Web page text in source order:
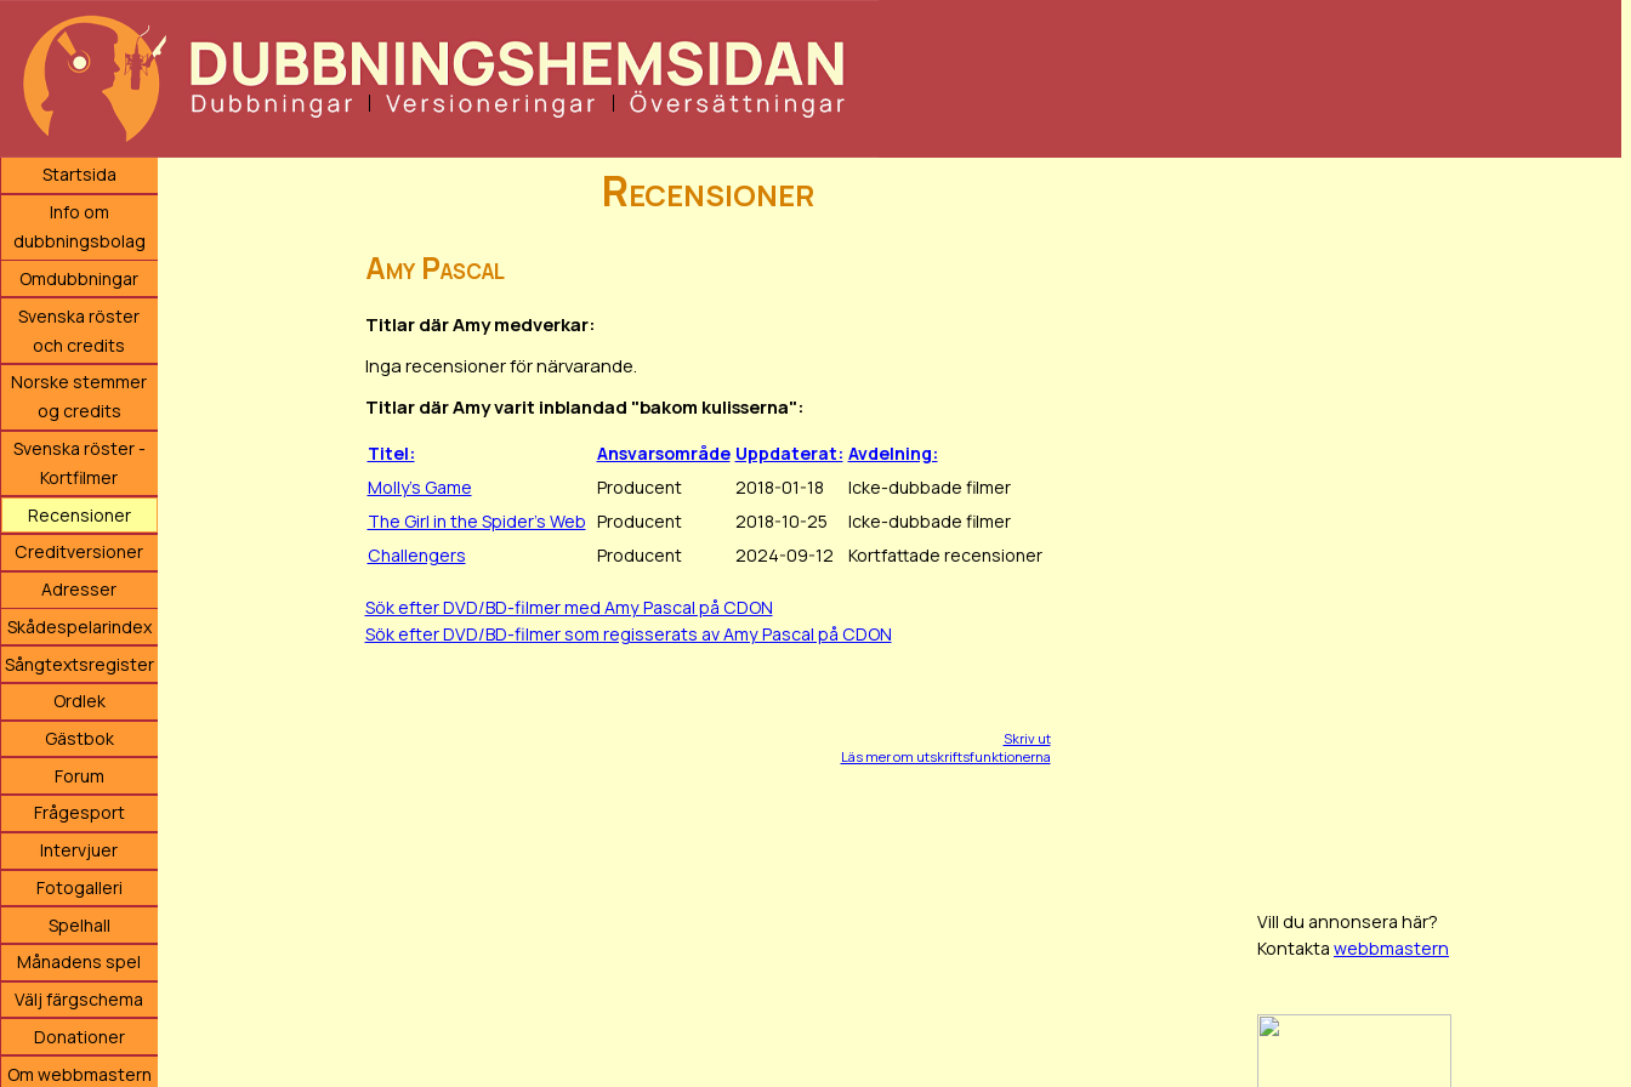
Startsida
Info om
dubbningsbolag
Omdubbningar
Svenska röster
och credits
Norske stemmer
og credits
Svenska röster -
Kortfilmer
Recensioner
Creditversioner
Adresser
Skådespelarindex
Sångtextsregister
Ordlek
Gästbok
Forum
Frågesport
Intervjuer
Fotogalleri
Spelhall
Månadens spel
Välj färgschema
Donationer
Om webbmastern
Recensioner
Amy Pascal
Titlar där Amy medverkar:
Inga recensioner för närvarande.
Titlar där Amy varit inblandad "bakom kulisserna":
Titel: Ansvarsområde Uppdaterat: Avdelning:
Molly's Game
Producent 2018-01-18
Icke-dubbade filmer
The Girl in the Spider's Web Producent 2018-10-25
Icke-dubbade filmer
Challengers
Producent 2024-09-12 Kortfattade recensioner
Sök efter DVD/BD-filmer med Amy Pascal på CDON
Sök efter DVD/BD-filmer som regisserats av Amy Pascal på CDON
Skriv ut
Läs mer om utskriftsfunktionerna
Vill du annonsera här?
Kontakta webbmastern